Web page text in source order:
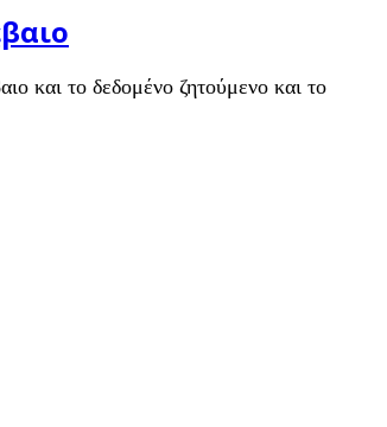
και το δεδομένο ζητούμενο και το